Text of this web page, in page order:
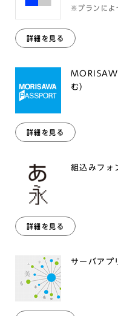
※プランによ
詳細を見る
む）
詳細を見る
組込みフォ
詳細を見る
サーバアプ